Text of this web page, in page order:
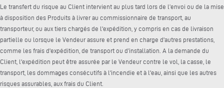
Le transfert du risque au Client intervient au plus tard lors de l’envoi ou de la mise
à disposition des Produits à livrer au commissionnaire de transport, au
transporteur, ou aux tiers chargés de l'expédition, y compris en cas de livraison
partielle ou lorsque le Vendeur assure et prend en charge d'autres prestations,
comme les frais d'expédition, de transport ou d’installation. A la demande du
Client, l'expédition peut être assurée par le Vendeur contre le vol, la casse, le
transport, les dommages consécutifs à l'incendie et à l'eau, ainsi que les autres
risques assurables, aux frais du Client.